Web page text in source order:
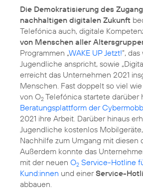
Die Demokratisierung des
nachhaltigen digitalen Zukunft
Telefónica auch, digitale
von Menschen aller
Programmen „WAKE UP Jetzt!”,
Jugendliche anspricht, sowie „
erreicht das Unternehmen 2021
Menschen. Fast doppelt so viel
von O2 Telefónica startete darüber
Beratungsplattform der
2021 ihre Arbeit. Darüber hinaus
Jugendliche kostenlos
Nachhilfe zum Umgang mit diesen
Außerdem konnte das
mit der neuen O2 Service-Hotline
Kund:innen und einerService-
abbauen.